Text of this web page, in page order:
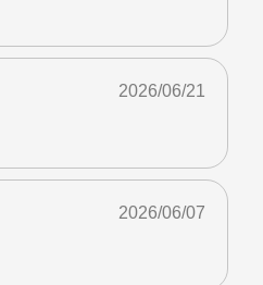
2026/06/21
2026/06/07